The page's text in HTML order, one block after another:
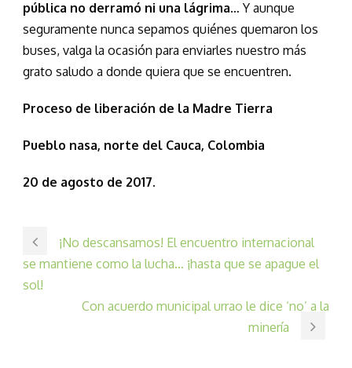
pública no derramó ni una lágrima… Y aunque
seguramente nunca sepamos quiénes quemaron los
buses, valga la ocasión para enviarles nuestro más
grato saludo a donde quiera que se encuentren.
Proceso de liberación de la Madre Tierra
Pueblo nasa, norte del Cauca, Colombia
20 de agosto de 2017.
¡No descansamos! El encuentro internacional
se mantiene como la lucha… ¡hasta que se apague el
sol!
Con acuerdo municipal urrao le dice ‘no’ a la
minería